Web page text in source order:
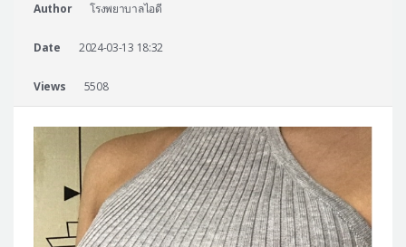
ศัลยกรรมผู้ชาย
แผนกศัลยกรรมจุดซ่อนเร้น
Author โรงพยาบาลไอดี
Date 2024-03-13 18:32
Views 5508